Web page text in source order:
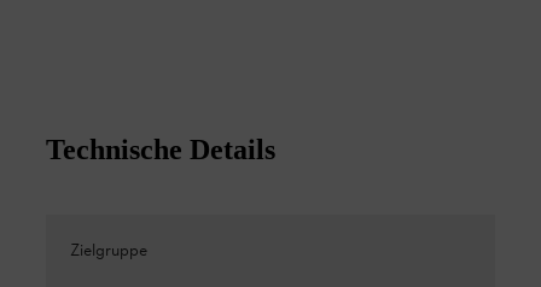
Technische Details
Zielgruppe